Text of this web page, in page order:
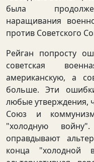
была
наращивания
против Советского
Рейган попросту
советская
американскую, а
больше. Эти
любые утверждения,
Союз и
"холодную
оправдывают
конца "холодной